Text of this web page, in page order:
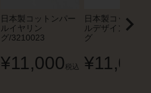
日本製コットンパー
ルイヤリン
グ/3210023
¥11,000税込
日本製コットン
ルデザインイヤ
グ
¥11,000